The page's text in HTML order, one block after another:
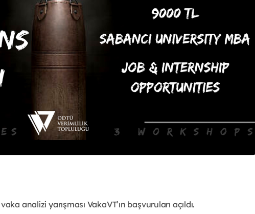
analizi yarışması VakaVT’ın başvuruları açıldı.